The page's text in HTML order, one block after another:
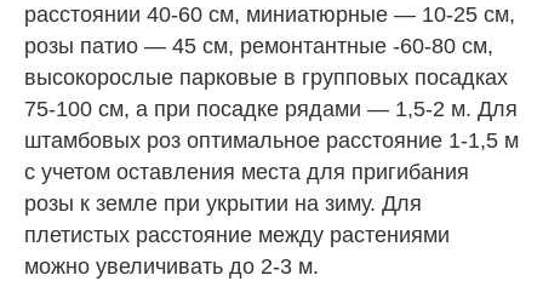
расстоянии 40-60 см, миниатюрные — 10-25 см,
розы патио — 45 см, ремонтантные -60-80 см,
высокорослые парковые в групповых посадках
75-100 см, а при посадке рядами — 1,5-2 м. Для
штамбовых роз оптимальное расстояние 1-1,5 м
с учетом оставления места для пригибания
розы к земле при укрытии на зиму. Для
плетистых расстояние между растениями
можно увеличивать до 2-3 м.